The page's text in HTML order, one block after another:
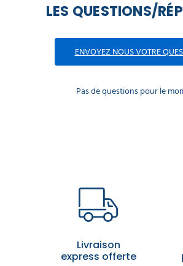
LES QUESTIONS/
ENVOYEZ NOUS VOTRE
Pas de questions pour le
Livraison
express offerte